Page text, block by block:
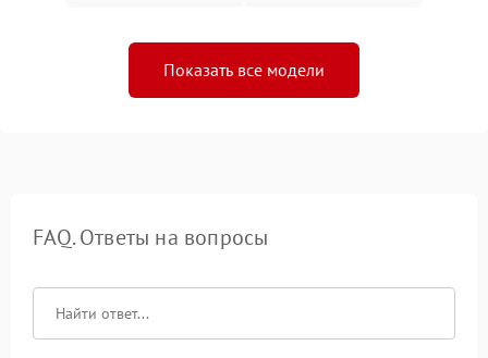
Показать все модели
FAQ. Ответы на вопросы